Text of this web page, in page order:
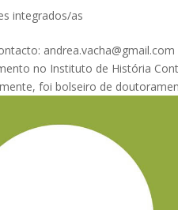
integrados/as
andrea.vacha@gmail.com
no Instituto de História
foi bolseiro de